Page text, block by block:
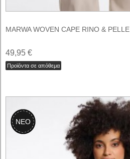
MARWA WOVEN CAPE RINO & PELLE
49,95 €
Προϊόντα σε απόθεμα
ΝΕΟ